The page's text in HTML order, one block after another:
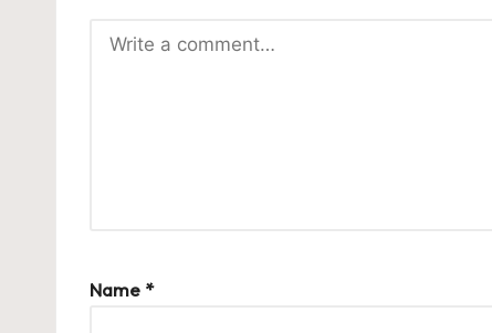
Name *